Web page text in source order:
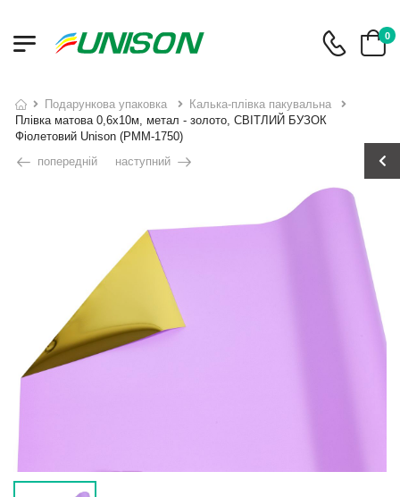
0
подарункова упаковка
калька-плівка пакувальна
Плівка матова 0,6х10м, метал - золото, СВІТЛИЙ БУЗОК
Фіолетовий Unison (PMM-1750)
попередній
наступний